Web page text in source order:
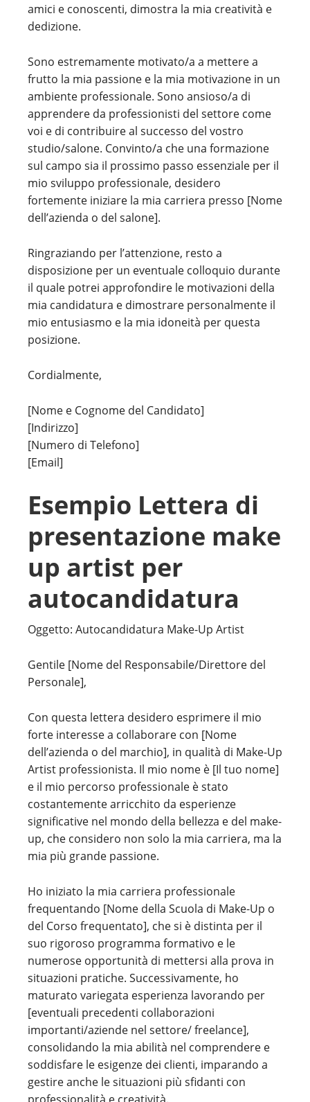
amici e conoscenti, dimostra la mia creatività e
dedizione.
Sono estremamente motivato/a a mettere a
frutto la mia passione e la mia motivazione in un
ambiente professionale. Sono ansioso/a di
apprendere da professionisti del settore come
voi e di contribuire al successo del vostro
studio/salone. Convinto/a che una formazione
sul campo sia il prossimo passo essenziale per il
mio sviluppo professionale, desidero
fortemente iniziare la mia carriera presso [Nome
dell’azienda o del salone].
Ringraziando per l’attenzione, resto a
disposizione per un eventuale colloquio durante
il quale potrei approfondire le motivazioni della
mia candidatura e dimostrare personalmente il
mio entusiasmo e la mia idoneità per questa
posizione.
Cordialmente,
[Nome e Cognome del Candidato]
[Indirizzo]
[Numero di Telefono]
[Email]
Esempio Lettera di
presentazione make
up artist per
autocandidatura
Oggetto: Autocandidatura Make-Up Artist
Gentile [Nome del Responsabile/Direttore del
Personale],
Con questa lettera desidero esprimere il mio
forte interesse a collaborare con [Nome
dell’azienda o del marchio], in qualità di Make-Up
Artist professionista. Il mio nome è [Il tuo nome]
e il mio percorso professionale è stato
costantemente arricchito da esperienze
significative nel mondo della bellezza e del make-
up, che considero non solo la mia carriera, ma la
mia più grande passione.
Ho iniziato la mia carriera professionale
frequentando [Nome della Scuola di Make-Up o
del Corso frequentato], che si è distinta per il
suo rigoroso programma formativo e le
numerose opportunità di mettersi alla prova in
situazioni pratiche. Successivamente, ho
maturato variegata esperienza lavorando per
[eventuali precedenti collaborazioni
importanti/aziende nel settore/ freelance],
consolidando la mia abilità nel comprendere e
soddisfare le esigenze dei clienti, imparando a
gestire anche le situazioni più sfidanti con